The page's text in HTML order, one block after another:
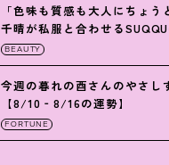
「色味も質感も大人にちょう
千晴が私服と合わせる
リクイド リップ】6選
BEAUTY
今週の暮れの酉さんのやさし
【8/10‐8/16の運勢】
FORTUNE